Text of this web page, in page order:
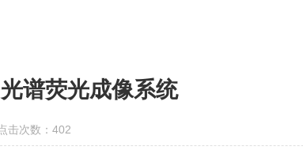
谱荧光成像系统
次数：402